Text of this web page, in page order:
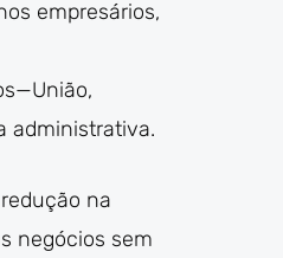
empresários,
administrativa.
na
negócios sem